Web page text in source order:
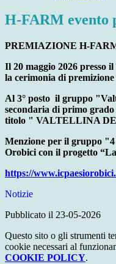
H-FARM evento
PREMIAZIONE H-
Il 20 maggio 2026 presso
la cerimonia di
Al 3° posto il gruppo
secondaria di primo
titolo " VALTELLINA
Menzione per il gruppo "4
Orobici con il progetto
https://
Notizie
Pubblicato il 23-05-2026
Questo sito o gli strumenti
cookie necessari al
COOKIE POLICY.